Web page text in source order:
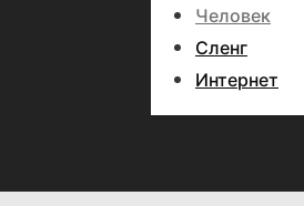
Человек
Сленг
Интернет